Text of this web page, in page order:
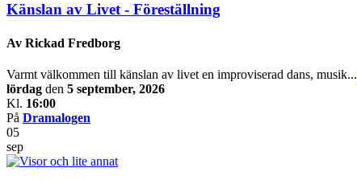
Känslan av Livet - Föreställning
Av Rickad Fredborg
Varmt välkommen till känslan av livet en improviserad dans, musik...
lördag den 5 september, 2026
Kl. 16:00
På Dramalogen
05
sep